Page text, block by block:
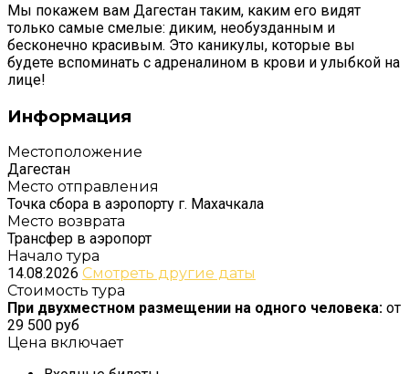
Мы покажем вам Дагестан таким, каким его видят
только самые смелые: диким, необузданным и
бесконечно красивым. Это каникулы, которые вы
будете вспоминать с адреналином в крови и улыбкой на
лице!
Информация
Местоположение
Дагестан
Место отправления
Точка сбора в аэропорту г. Махачкала
Место возврата
Трансфер в аэропорт
Начало тура
14.08.2026 Смотреть другие даты
Стоимость тура
При двухместном размещении на одного человека: от
29 500 руб
Цена включает